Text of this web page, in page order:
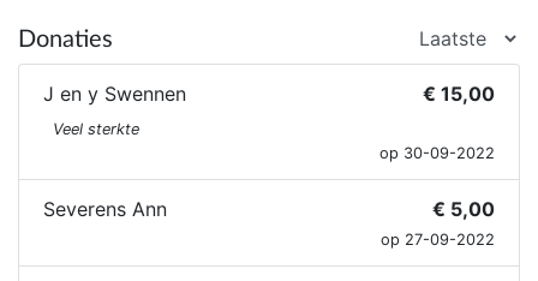
Donaties
J en y Swennen € 15,00
Veel sterkte
op 30-09-2022
Severens Ann € 5,00
op 27-09-2022